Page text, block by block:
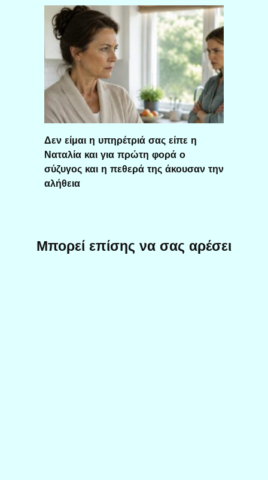
Δεν είμαι η υπηρέτριά σας είπε η
Ναταλία και για πρώτη φορά ο
σύζυγος και η πεθερά της άκουσαν την
αλήθεια
Μπορεί επίσης να σας αρέσει